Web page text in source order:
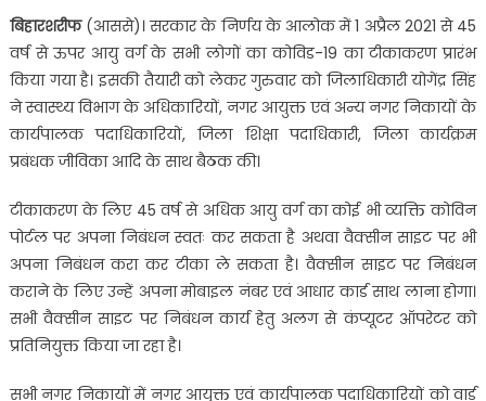
बिहारशरीफ(आससे)। सरकार के निर्णय के आलोक में 1 अप्रैल 2021 से 45
वर्ष से ऊपर आयु वर्ग के सभी लोगों का कोविड-19 का टीकाकरण प्रारंभ
किया गया है। इसकी तैयारी को लेकर गुरुवार को जिलाधिकारी योगेंद्र सिंह
ने स्वास्थ्य विभाग के अधिकारियों, नगर आयुक्त एवं अन्य नगर निकायों के
कार्यपालक पदाधिकारियों, जिला शिक्षा पदाधिकारी, जिला कार्यक्रम
प्रबंधक जीविका आदि के साथ बैठक की।
टीकाकरण के लिए 45 वर्ष से अधिक आयु वर्ग का कोई भी व्यक्ति कोविन
पोर्टल पर अपना निबंधन स्वतः कर सकता है अथवा वैक्सीन साइट पर भी
अपना निबंधन करा कर टीका ले सकता है। वैक्सीन साइट पर निबंधन
कराने के लिए उन्हें अपना मोबाइल नंबर एवं आधार कार्ड साथ लाना होगा।
सभी वैक्सीन साइट पर निबंधन कार्य हेतु अलग से कंप्यूटर ऑपरेटर को
प्रतिनियुक्त किया जा रहा है।
सभी नगर निकायों में नगर आयुक्त एवं कार्यपालक पदाधिकारियों को वार्ड